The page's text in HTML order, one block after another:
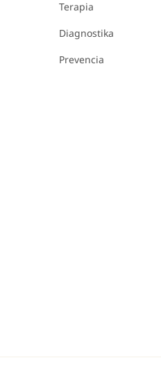
Terapia
Diagnostika
Prevencia